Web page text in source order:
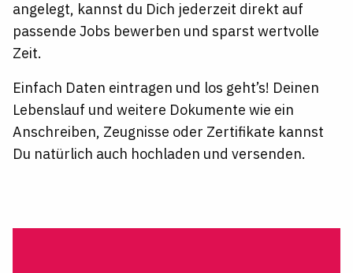
angelegt, kannst du Dich jederzeit direkt auf
passende Jobs bewerben und sparst wertvolle
Zeit.
Einfach Daten eintragen und los geht’s! Deinen
Lebenslauf und weitere Dokumente wie ein
Anschreiben, Zeugnisse oder Zertifikate kannst
Du natürlich auch hochladen und versenden.